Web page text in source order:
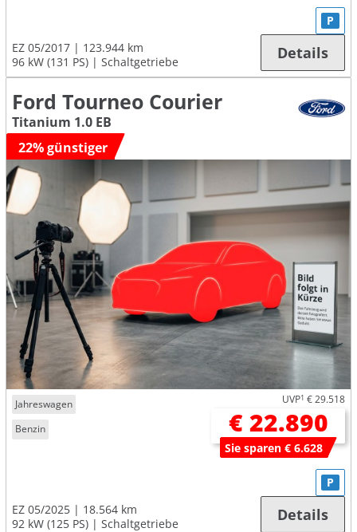
EZ 05/2017
123.944 km
96 kW (131 PS)
Schaltgetriebe
P
Details
Ford Tourneo Courier
Titanium 1.0 EB
22% günstiger
Jahreswagen
Benzin
UVP1 € 29.518
€ 22.890
Sie sparen € 6.628
EZ 05/2025
18.564 km
92 kW (125 PS)
Schaltgetriebe
P
Details